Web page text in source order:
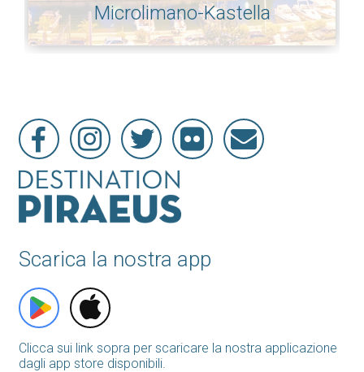
Microlimano-Kastella
Scarica la nostra app
Clicca sui link sopra per scaricare la nostra applicazione
dagli app store disponibili.